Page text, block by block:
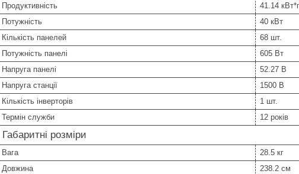
Продуктивність
41.14
Потужність
40 кВт
Кількість панелей
68 шт.
Потужність панелі
605 Вт
Напруга панелі
52.27 В
Напруга станції
1500 В
Кількість інверторів
1 шт.
Термін служби
12 років
Габаритні розміри
Вага
28.5 кг
Довжина
238.2 см